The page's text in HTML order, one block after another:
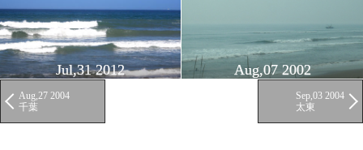
Jul,31 2012 Aug,07 2002
Aug,27 2004
千葉
Sep,03 2004
太東